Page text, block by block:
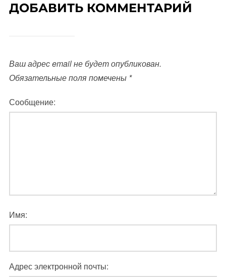
ДОБАВИТЬ КОММЕНТАРИЙ
Ваш адрес email не будет опубликован.
Обязательные поля помечены *
Сообщение:
Имя:
Адрес электронной почты: